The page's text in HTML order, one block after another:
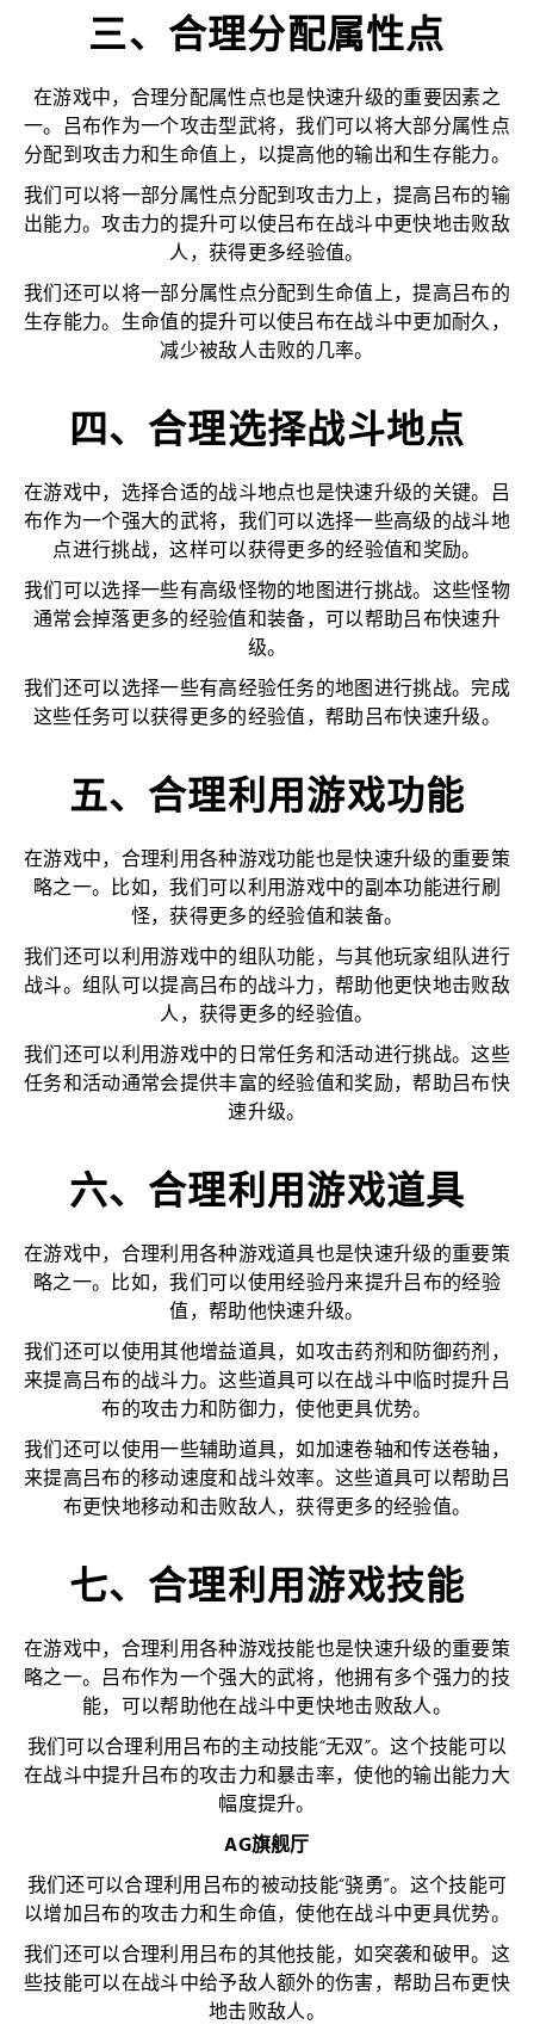
三、合理分配属性点
在游戏中，合理分配属性点也是快速升级的重要因素之
一。吕布作为一个攻击型武将，我们可以将大部分属性点
分配到攻击力和生命值上，以提高他的输出和生存能力。
我们可以将一部分属性点分配到攻击力上，提高吕布的输
出能力。攻击力的提升可以使吕布在战斗中更快地击败敌
人，获得更多经验值。
我们还可以将一部分属性点分配到生命值上，提高吕布的
生存能力。生命值的提升可以使吕布在战斗中更加耐久，
减少被敌人击败的几率。
四、合理选择战斗地点
在游戏中，选择合适的战斗地点也是快速升级的关键。吕
布作为一个强大的武将，我们可以选择一些高级的战斗地
点进行挑战，这样可以获得更多的经验值和奖励。
我们可以选择一些有高级怪物的地图进行挑战。这些怪物
通常会掉落更多的经验值和装备，可以帮助吕布快速升
级。
我们还可以选择一些有高经验任务的地图进行挑战。完成
这些任务可以获得更多的经验值，帮助吕布快速升级。
五、合理利用游戏功能
在游戏中，合理利用各种游戏功能也是快速升级的重要策
略之一。比如，我们可以利用游戏中的副本功能进行刷
怪，获得更多的经验值和装备。
我们还可以利用游戏中的组队功能，与其他玩家组队进行
战斗。组队可以提高吕布的战斗力，帮助他更快地击败敌
人，获得更多的经验值。
我们还可以利用游戏中的日常任务和活动进行挑战。这些
任务和活动通常会提供丰富的经验值和奖励，帮助吕布快
速升级。
六、合理利用游戏道具
在游戏中，合理利用各种游戏道具也是快速升级的重要策
略之一。比如，我们可以使用经验丹来提升吕布的经验
值，帮助他快速升级。
我们还可以使用其他增益道具，如攻击药剂和防御药剂，
来提高吕布的战斗力。这些道具可以在战斗中临时提升吕
布的攻击力和防御力，使他更具优势。
我们还可以使用一些辅助道具，如加速卷轴和传送卷轴，
来提高吕布的移动速度和战斗效率。这些道具可以帮助吕
布更快地移动和击败敌人，获得更多的经验值。
七、合理利用游戏技能
在游戏中，合理利用各种游戏技能也是快速升级的重要策
略之一。吕布作为一个强大的武将，他拥有多个强力的技
能，可以帮助他在战斗中更快地击败敌人。
我们可以合理利用吕布的主动技能“无双”。这个技能可以
在战斗中提升吕布的攻击力和暴击率，使他的输出能力大
幅度提升。
AG旗舰厅
我们还可以合理利用吕布的被动技能“骁勇”。这个技能可
以增加吕布的攻击力和生命值，使他在战斗中更具优势。
我们还可以合理利用吕布的其他技能，如突袭和破甲。这
些技能可以在战斗中给予敌人额外的伤害，帮助吕布更快
地击败敌人。